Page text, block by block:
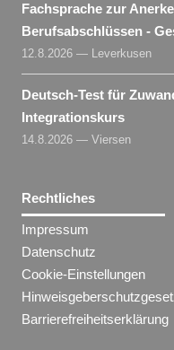
Fachsprache zur
Berufsabschlüssen -
12.8.2026 — Leverkusen
Deutsch-Test für
Integrationskurs
14.8.2026 — Viersen
Rechtliches
Impressum
Datenschutz
Cookie-Einstellungen
Barrierefreiheitserklärung